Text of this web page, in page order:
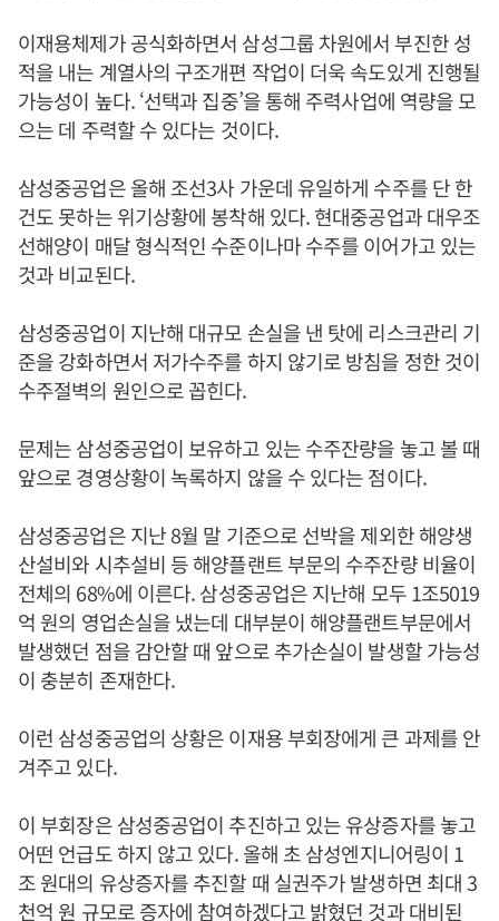
이재용체제가 공식화하면서 삼성그룹 차원에서 부진한 성
적을 내는 계열사의 구조개편 작업이 더욱 속도있게 진행될
가능성이 높다. ‘선택과 집중’을 통해 주력사업에 역량을 모
으는 데 주력할 수 있다는 것이다.
삼성중공업은 올해 조선3사 가운데 유일하게 수주를 단 한
건도 못하는 위기상황에 봉착해 있다. 현대중공업과 대우조
선해양이 매달 형식적인 수준이나마 수주를 이어가고 있는
것과 비교된다.
삼성중공업이 지난해 대규모 손실을 낸 탓에 리스크관리 기
준을 강화하면서 저가수주를 하지 않기로 방침을 정한 것이
수주절벽의 원인으로 꼽힌다.
문제는 삼성중공업이 보유하고 있는 수주잔량을 놓고 볼 때
앞으로 경영상황이 녹록하지 않을 수 있다는 점이다.
삼성중공업은 지난 8월 말 기준으로 선박을 제외한 해양생
산설비와 시추설비 등 해양플랜트 부문의 수주잔량 비율이
전체의 68%에 이른다. 삼성중공업은 지난해 모두 1조5019
억 원의 영업손실을 냈는데 대부분이 해양플랜트부문에서
발생했던 점을 감안할 때 앞으로 추가손실이 발생할 가능성
이 충분히 존재한다.
이런 삼성중공업의 상황은 이재용 부회장에게 큰 과제를 안
겨주고 있다.
이 부회장은 삼성중공업이 추진하고 있는 유상증자를 놓고
어떤 언급도 하지 않고 있다. 올해 초 삼성엔지니어링이 1
조 원대의 유상증자를 추진할 때 실권주가 발생하면 최대 3
천억 원 규모로 증자에 참여하겠다고 밝혔던 것과 대비된